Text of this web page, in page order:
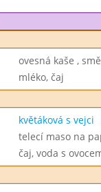
ovesná kaše ,
mléko, čaj
květáková s vejci
telecí maso na
čaj, voda s